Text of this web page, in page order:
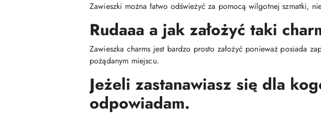
Zawieszki można łatwo odświeżyć za pomocą wilgotnej szmatki,
Rudaaa a jak założyć taki
Zawieszka charms jest bardzo prosto założyć ponieważ posiada
pożądanym miejscu.
Jeżeli zastanawiasz się dla
odpowiadam.